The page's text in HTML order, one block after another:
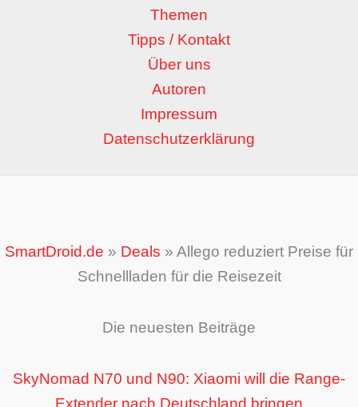
Themen
Tipps / Kontakt
Über uns
Autoren
Impressum
Datenschutzerklärung
SmartDroid.de » Deals » Allego reduziert Preise für
Schnellladen für die Reisezeit
Die neuesten Beiträge
SkyNomad N70 und N90: Xiaomi will die Range-
Extender nach Deutschland bringen